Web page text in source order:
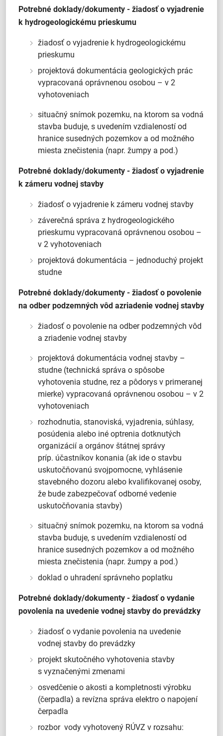
Potrebné doklady/dokumenty - žiadosť o vyjadrenie
k hydrogeologickému prieskumu
žiadosť o vyjadrenie k hydrogeologickému
prieskumu
projektová dokumentácia geologických prác
vypracovaná oprávnenou osobou – v 2
vyhotoveniach
situačný snímok pozemku, na ktorom sa vodná
stavba buduje, s uvedením vzdialeností od
hranice susedných pozemkov a od možného
miesta znečistenia (napr. žumpy a pod.)
Potrebné doklady/dokumenty - žiadosť o vyjadrenie
k zámeru vodnej stavby
žiadosť o vyjadrenie k zámeru vodnej stavby
záverečná správa z hydrogeologického
prieskumu vypracovaná oprávnenou osobou –
v 2 vyhotoveniach
projektová dokumentácia – jednoduchý projekt
studne
Potrebné doklady/dokumenty - žiadosť o povolenie
na odber podzemných vôd azriadenie vodnej stavby
žiadosť o povolenie na odber podzemných vôd
a zriadenie vodnej stavby
projektová dokumentácia vodnej stavby –
studne (technická správa o spôsobe
vyhotovenia studne, rez a pôdorys v primeranej
mierke) vypracovaná oprávnenou osobou – v 2
vyhotoveniach
rozhodnutia, stanoviská, vyjadrenia, súhlasy,
posúdenia alebo iné optrenia dotknutých
organizácií a orgánov štátnej správy
príp. účastníkov konania (ak ide o stavbu
uskutočňovanú svojpomocne, vyhlásenie
stavebného dozoru alebo kvalifikovanej osoby,
že bude zabezpečovať odborné vedenie
uskutočňovania stavby)
situačný snímok pozemku, na ktorom sa vodná
stavba buduje, s uvedením vzdialeností od
hranice susedných pozemkov a od možného
miesta znečistenia (napr. žumpy a pod.)
doklad o uhradení správneho poplatku
Potrebné doklady/dokumenty - žiadosť o vydanie
povolenia na uvedenie vodnej stavby do prevádzky
žiadosť o vydanie povolenia na uvedenie
vodnej stavby do prevádzky
projekt skutočného vyhotovenia stavby
s vyznačenými zmenami
osvedčenie o akosti a kompletnosti výrobku
(čerpadla) a revízna správa elektro o napojení
čerpadla
rozbor vody vyhotovený RÚVZ v rozsahu: